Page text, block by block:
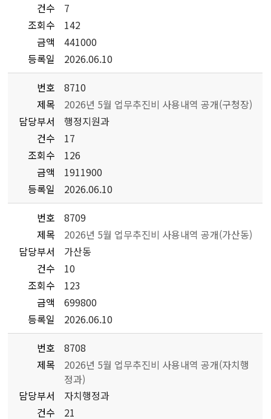
건수
7
조회수
142
금액
441000
등록일
2026.06.10
번호
8710
제목
2026년 5월 업무추진비 사용내역 공개(구청장)
담당부서
행정지원과
건수
17
조회수
126
금액
1911900
등록일
2026.06.10
번호
8709
제목
2026년 5월 업무추진비 사용내역 공개(가산동)
담당부서
가산동
건수
10
조회수
123
금액
699800
등록일
2026.06.10
번호
8708
제목
2026년 5월 업무추진비 사용내역 공개(자치행
정과)
담당부서
자치행정과
건수
21